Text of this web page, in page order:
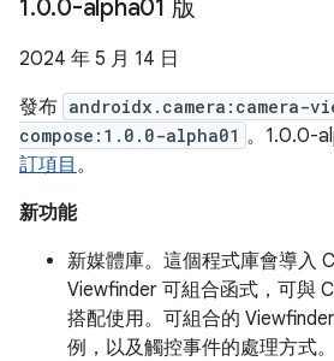
1.0.0-alpha01 版
2024 年 5 月 14 日
發布 androidx.camera:camera-
compose:1.0.0-alpha01 。1.0.0-
訂項目 。
新功能
新媒體庫。這個程式庫會導入
Viewfinder 可組合函式，可與
搭配使用。可組合的
例，以及觸控事件的處理方式。